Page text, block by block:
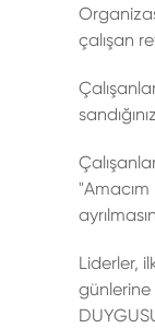
çalışan
Liderler,
günlerine